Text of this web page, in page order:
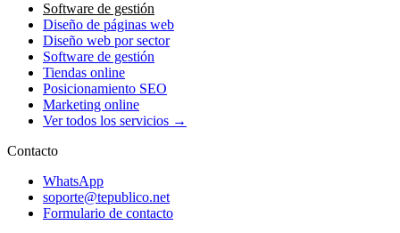
Software de gestión
Diseño de páginas web
Diseño web por sector
Software de gestión
Tiendas online
Posicionamiento SEO
Marketing online
Ver todos los servicios →
Contacto
WhatsApp
soporte@tepublico.net
Formulario de contacto